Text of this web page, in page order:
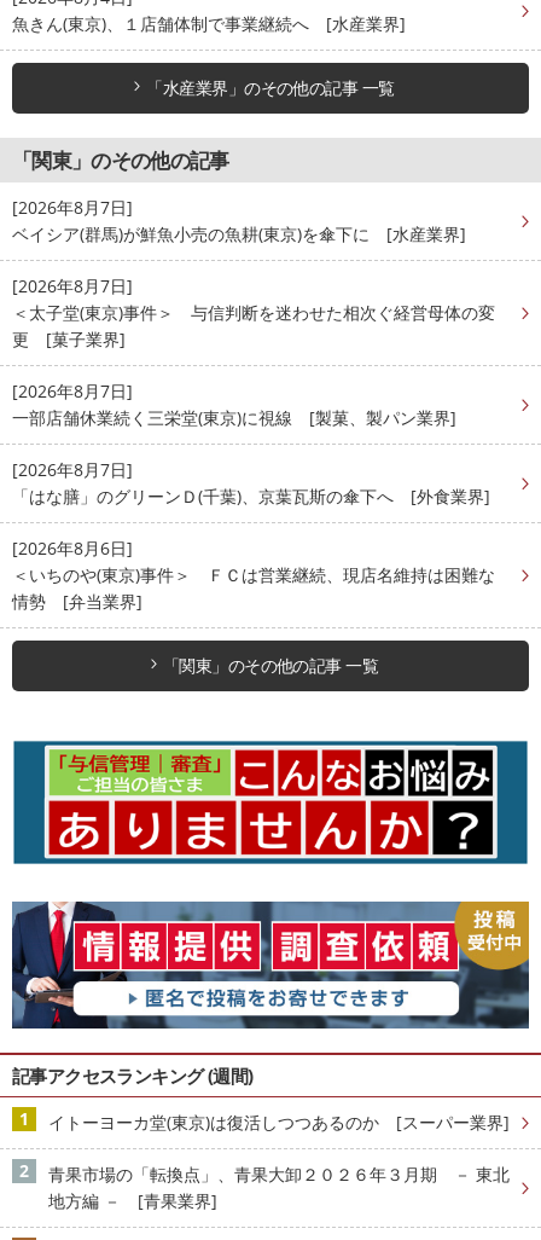
魚きん(東京)、１店舗体制で事業継続へ [水産業界]
「水産業界」のその他の記事 一覧
「関東」のその他の記事
[2026年8月7日]
ベイシア(群馬)が鮮魚小売の魚耕(東京)を傘下に [水産業界]
[2026年8月7日]
＜太子堂(東京)事件＞ 与信判断を迷わせた相次ぐ経営母体の変
更 [菓子業界]
[2026年8月7日]
一部店舗休業続く三栄堂(東京)に視線 [製菓、製パン業界]
[2026年8月7日]
「はな膳」のグリーンＤ(千葉)、京葉瓦斯の傘下へ [外食業界]
[2026年8月6日]
＜いちのや(東京)事件＞ ＦＣは営業継続、現店名維持は困難な
情勢 [弁当業界]
「関東」のその他の記事 一覧
記事アクセスランキング (週間)
イトーヨーカ堂(東京)は復活しつつあるのか [スーパー業界]
青果市場の「転換点」、青果大卸２０２６年３月期 － 東北
地方編 － [青果業界]